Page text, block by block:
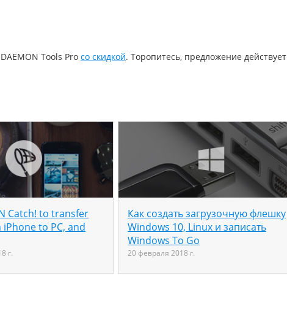
Tools Pro со скидкой. Торопитесь, предложение действует
Catch! to transfer
to PC, and
г.
Как создать загрузочную флешку
Windows 10, Linux и записать
Windows To Go
20 февраля 2018 г.